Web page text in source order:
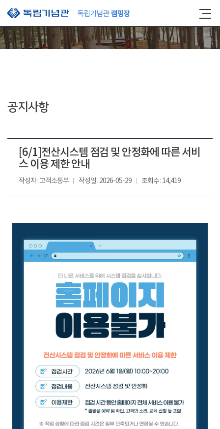
본문 바로가기
공지사항
[6/1]전산시스템 점검 및 안정화에 따른 서비
스 이용 제한 안내
작성자 : 고객소통부 작성일 : 2026-05-29 조회수 : 14,419